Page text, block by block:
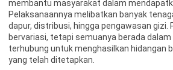
membantu masyarakat dalam
Pelaksanaannya melibatkan banyak
dapur, distribusi, hingga pengawasan gizi.
bervariasi, tetapi semuanya berada dalam
terhubung untuk menghasilkan hidangan
yang telah ditetapkan.